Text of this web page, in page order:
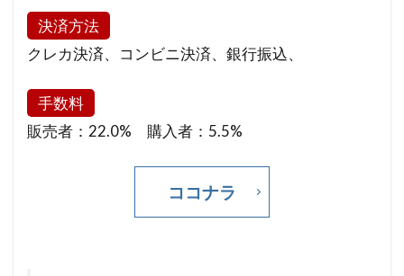
決済方法
クレカ決済、コンビニ決済、銀行振込、
手数料
販売者：22.0% 購入者：5.5%
ココナラ